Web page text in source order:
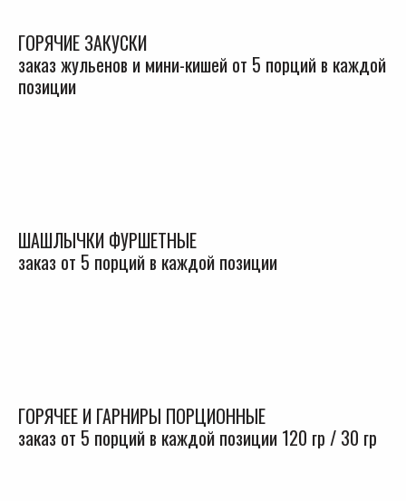
ГОРЯЧИЕ ЗАКУСКИ
заказ жульенов и мини-кишей от 5 порций в каждой
позиции
ШАШЛЫЧКИ ФУРШЕТНЫЕ
заказ от 5 порций в каждой позиции
ГОРЯЧЕЕ И ГАРНИРЫ ПОРЦИОННЫЕ
заказ от 5 порций в каждой позиции 120 гр / 30 гр